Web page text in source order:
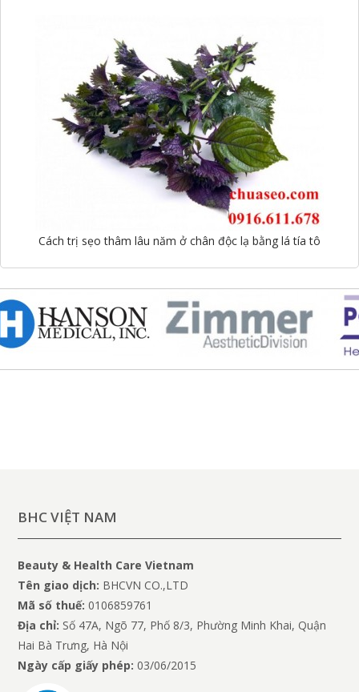
Cách trị sẹo thâm lâu năm ở chân độc lạ bằng lá tía tô
BHC VIỆT NAM
Beauty & Health Care Vietnam
Tên giao dịch: BHCVN CO.,LTD
Mã số thuế:0106859761
Địa chỉ: Số 47A, Ngõ 77, Phố 8/3, Phường Minh Khai, Quận
Hai Bà Trưng, Hà Nội
Ngày cấp giấy phép: 03/06/2015